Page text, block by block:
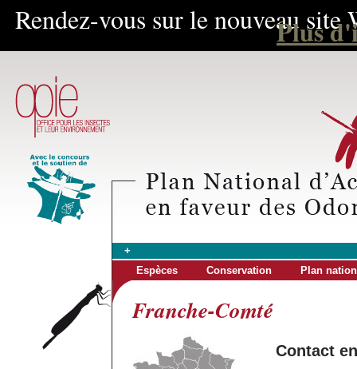
Rendez-vous sur le nouveau
Plus
+
Espèces
Conservation Plan
Franche-Comté
Contact